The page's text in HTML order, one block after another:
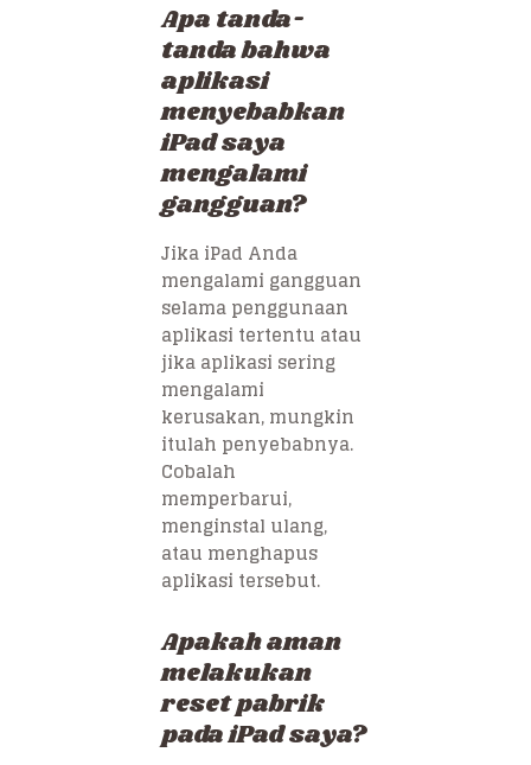
Apa tanda-
tanda bahwa
aplikasi
menyebabkan
iPad saya
mengalami
gangguan?
Jika iPad Anda
mengalami gangguan
selama penggunaan
aplikasi tertentu atau
jika aplikasi sering
mengalami
kerusakan, mungkin
itulah penyebabnya.
Cobalah
memperbarui,
menginstal ulang,
atau menghapus
aplikasi tersebut.
Apakah aman
melakukan
reset pabrik
pada iPad saya?